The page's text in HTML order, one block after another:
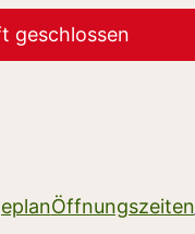
geschlossen
Öffnungszeiten